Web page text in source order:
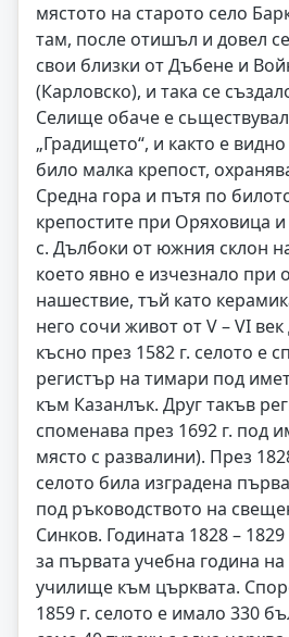
мястото на старото село
там, после отишъл и довел
свои близки от Дъбене и
(Карловско), и така се
Селище обаче е
„Градището“, и както е
било малка крепост,
Средна гора и пътя по
крепостите при Оряховица
с. Дълбоки от южния склон
което явно е изчезнало при
нашествие, тъй като
него сочи живот от V – VI
късно през 1582 г. селото е
регистър на тимари под
към Казанлък. Друг такъв
споменава през 1692 г. под
място с развалини). През
селото била изградена
под ръководството на
Синков. Годината 1828 –
за първата учебна година
училище към църквата.
1859 г. селото е имало 330